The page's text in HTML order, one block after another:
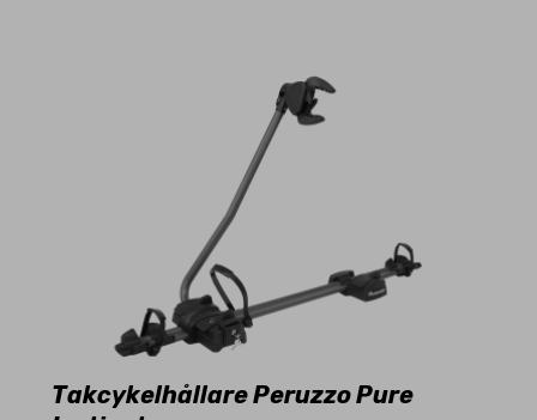
Takcykelhållare Peruzzo Pure